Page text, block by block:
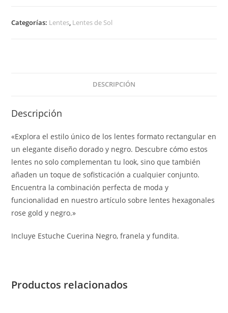
Categorías: Lentes Lentes de Sol
DESCRIPCIÓN
Descripción
«Explora el estilo único de los lentes formato rectangular en
un elegante diseño dorado y negro. Descubre cómo estos
lentes no solo complementan tu look, sino que también
añaden un toque de sofisticación a cualquier conjunto.
Encuentra la combinación perfecta de moda y
funcionalidad en nuestro artículo sobre lentes hexagonales
rose gold y negro.»
Incluye Estuche Cuerina Negro, franela y fundita.
Productos relacionados